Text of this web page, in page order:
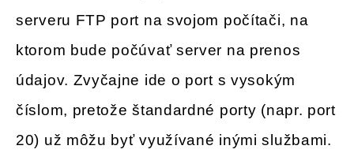
serveru FTP port na svojom počítači, na
ktorom bude počúvať server na prenos
údajov. Zvyčajne ide o port s vysokým
číslom, pretože štandardné porty (napr. port
20) už môžu byť využívané inými službami.